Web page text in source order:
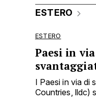
ESTERO
ESTERO
Paesi in
I Paesi in via di
Countries, lldc)